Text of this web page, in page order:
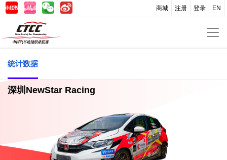
EN
登录
注册
商城
统计数据
深圳NewStar Racing